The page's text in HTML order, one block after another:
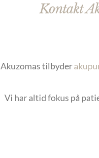
Kontakt
Akuzomas tilbyder
Vi har altid fokus på